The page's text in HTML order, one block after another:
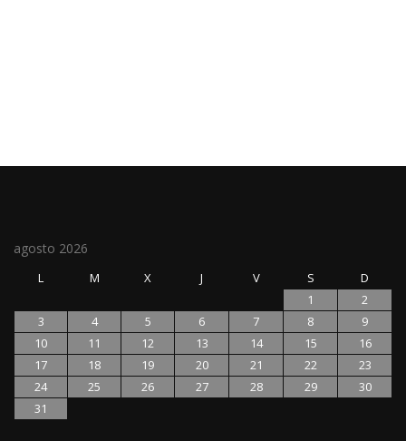
agosto 2026
L M X J V S
D
1
2
3
4 5 6 7 8
9
10
11 12 13 14 15
16
17
18 19 20 21 22
23
24
25 26 27 28 29
30
31